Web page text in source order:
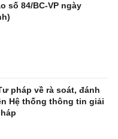
số 84/BC-VP ngày
pháp về rà soát, đánh
Hệ thống thông tin giải